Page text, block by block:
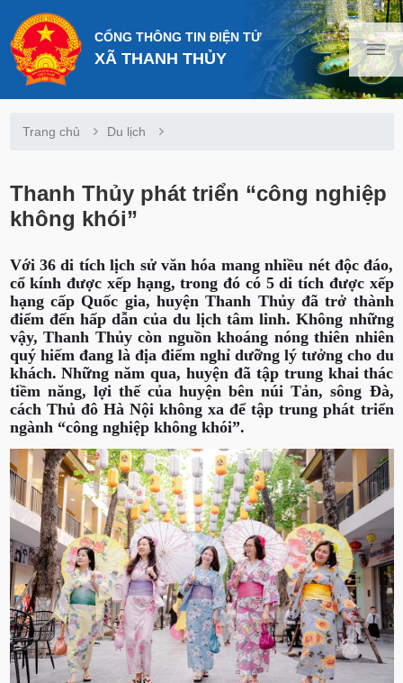
CỔNG THÔNG TIN ĐIỆN TỬ
XÃ THANH THỦY
Trang chủ Du lịch
Thanh Thủy phát triển “công nghiệp
không khói”
Với 36 di tích lịch sử văn hóa mang nhiều nét độc đáo,
cổ kính được xếp hạng, trong đó có 5 di tích được xếp
hạng cấp Quốc gia, huyện Thanh Thủy đã trở thành
điểm đến hấp dẫn của du lịch tâm linh. Không những
vậy, Thanh Thủy còn nguồn khoáng nóng thiên nhiên
quý hiếm đang là địa điểm nghỉ dưỡng lý tưởng cho du
khách. Những năm qua, huyện đã tập trung khai thác
tiềm năng, lợi thế của huyện bên núi Tản, sông Đà,
cách Thủ đô Hà Nội không xa để tập trung phát triển
ngành “công nghiệp không khói”.